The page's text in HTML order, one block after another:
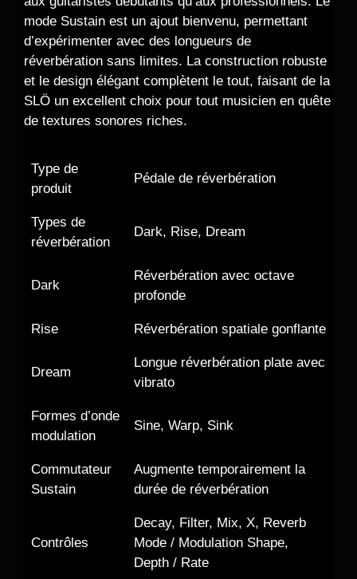
mode Sustain est un ajout bienvenu, permettant
d’expérimenter avec des longueurs de
réverbération sans limites. La construction robuste
et le design élégant complètent le tout, faisant de la
SLÖ un excellent choix pour tout musicien en quête
de textures sonores riches.
Type de
produit
Pédale de réverbération
Types de
réverbération
Dark, Rise, Dream
Dark
Réverbération avec octave
profonde
Rise Réverbération spatiale gonflante
Dream
Longue réverbération plate avec
vibrato
Formes d’onde
modulation
Sine, Warp, Sink
Commutateur
Sustain
Augmente temporairement la
durée de réverbération
Contrôles
Decay, Filter, Mix, X, Reverb
Mode / Modulation Shape,
Depth / Rate